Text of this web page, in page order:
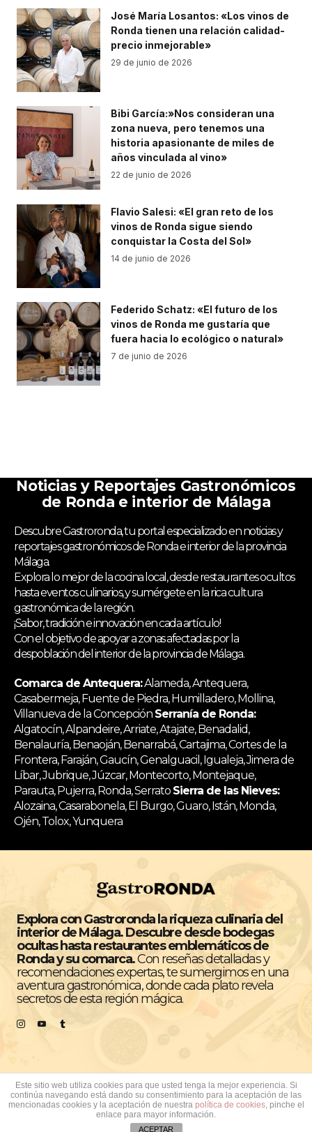
José María Losantos: «Los vinos de
Ronda tienen una relación calidad-
precio inmejorable»
29 de junio de 2026
Bibi García:»Nos consideran una
zona nueva, pero tenemos una
historia apasionante de miles de
años vinculada al vino»
22 de junio de 2026
Flavio Salesi: «El gran reto de los
vinos de Ronda sigue siendo
conquistar la Costa del Sol»
14 de junio de 2026
Federido Schatz: «El futuro de los
vinos de Ronda me gustaría que
fuera hacia lo ecológico o natural»
7 de junio de 2026
Noticias y Reportajes Gastronómicos
de Ronda e interior de Málaga
Descubre Gastroronda, tu portal especializado en noticias y
reportajes gastronómicos de Ronda e interior de la provincia
Málaga.
Explora lo mejor de la cocina local, desde restaurantes ocultos
hasta eventos culinarios, y sumérgete en la rica cultura
gastronómica de la región.
¡Sabor, tradición e innovación en cada artículo!
Con el objetivo de apoyar a zonas afectadas por la
despoblación del interior de la provincia de Málaga.
Comarca de Antequera:Alameda, Antequera,
Casabermeja, Fuente de Piedra, Humilladero, Mollina,
Villanueva de la Concepción Serranía de Ronda:
Algatocín, Alpandeire, Arriate, Atajate, Benadalid,
Benalauría, Benaoján, Benarrabá, Cartajima, Cortes de la
Frontera, Faraján, Gaucín, Genalguacil, Igualeja, Jimera de
Líbar, Jubrique, Júzcar, Montecorto, Montejaque,
Parauta, Pujerra, Ronda, Serrato Sierra de las Nieves:
Alozaina, Casarabonela, El Burgo, Guaro, Istán, Monda,
Ojén, Tolox, Yunquera
Explora con Gastroronda la riqueza culinaria del
interior de Málaga. Descubre desde bodegas
ocultas hasta restaurantes emblemáticos de
Ronda y su comarca.Con reseñas detalladas y
recomendaciones expertas, te sumergimos en una
aventura gastronómica, donde cada plato revela
secretos de esta región mágica.
Todos los derechos reservados © GastroRonda
Política de Privacidad Política de Cookies
Este sitio web utiliza cookies para que usted tenga la mejor experiencia. Si
continúa navegando está dando su consentimiento para la aceptación de las
mencionadas cookies y la aceptación de nuestra política de cookies, pinche el
enlace para mayor información.
ACEPTAR